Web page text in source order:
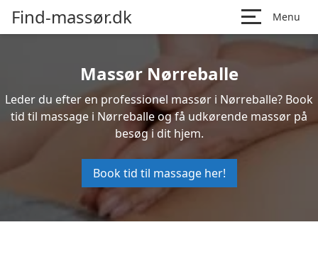
Find-massør.dk Menu
Massør Nørreballe
Leder du efter en professionel massør i Nørreballe? Book
tid til massage i Nørreballe og få udkørende massør på
besøg i dit hjem.
Book tid til massage her!